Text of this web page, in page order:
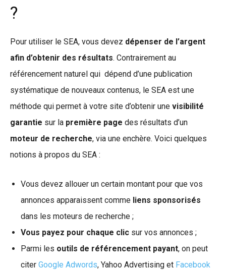
?
Pour utiliser le SEA, vous devez dépenser de l’argent
afin d’obtenir des résultats. Contrairement au
référencement naturel qui dépend d’une publication
systématique de nouveaux contenus, le SEA est une
méthode qui permet à votre site d’obtenir une visibilité
garantie sur la première page des résultats d’un
moteur de recherche, via une enchère. Voici quelques
notions à propos du SEA :
Vous devez allouer un certain montant pour que vos
annonces apparaissent comme liens sponsorisés
dans les moteurs de recherche ;
Vous payez pour chaque clic sur vos annonces ;
Parmi les outils de référencement payant, on peut
citer Google Adwords, Yahoo Advertising et Facebook